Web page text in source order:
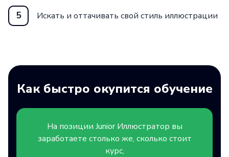
5 Искать и оттачивать свой стиль иллюстрации
Как быстро окупится обучение
На позиции JuniorИллюстратор вы
заработаете столько же, сколько стоит
курс,